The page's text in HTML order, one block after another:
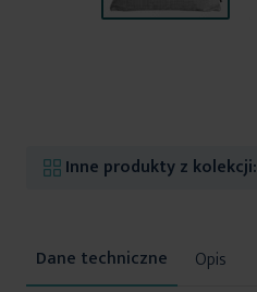
Inne produkty z kolekcji:
Opis